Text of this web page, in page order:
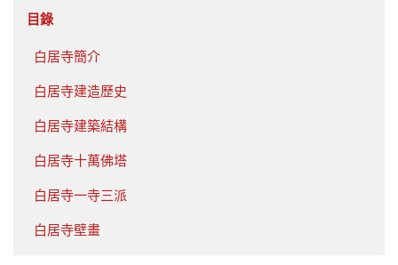
目錄
白居寺簡介
白居寺建造歷史
白居寺建築結構
白居寺十萬佛塔
白居寺一寺三派
白居寺壁畫